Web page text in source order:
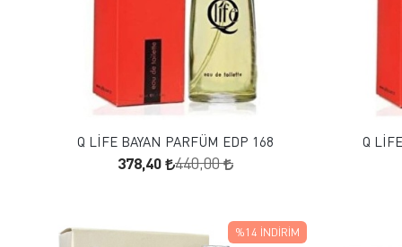
FAVORILERE EKLE
SEPETE EKLE
Q LİFE BAYAN PARFÜM EDP 168
378,40 440,00
Q
%14 İNDIRIM